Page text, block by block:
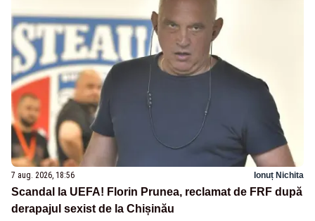
7 aug. 2026, 18:56 Ionuț Nichita
Scandal la UEFA! Florin Prunea, reclamat de FRF după
derapajul sexist de la Chișinău